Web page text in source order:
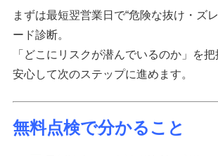
まずは最短翌営業日で“危険な抜け・ズ
ード診断。
「どこにリスクが潜んでいるのか」を把
安心して次のステップに進めます。
無料点検で分かること